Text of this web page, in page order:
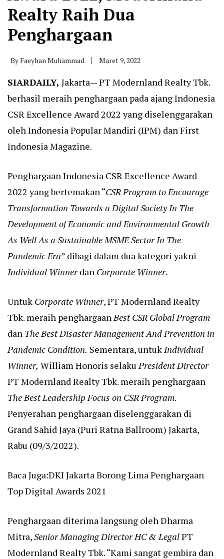
Realty Raih Dua
Penghargaan
ByFaeyhan Muhammad Maret 9, 2022
SIARDAILY, Jakarta— PT Modernland Realty Tbk.
berhasil meraih penghargaan pada ajang Indonesia
CSR Excellence Award 2022 yang diselenggarakan
oleh Indonesia Popular Mandiri (IPM) dan First
Indonesia Magazine.
Penghargaan Indonesia CSR Excellence Award
2022 yang bertemakan “CSR Program to Encourage
Transformation Towards a Digital Society In The
Development of Economic and Environmental Growth
As Well As a Sustainable MSME Sector In The
Pandemic Era” dibagi dalam dua kategori yakni
Individual Winnerdan Corporate Winner.
Untuk Corporate Winner, PT Modernland Realty
Tbk. meraih penghargaanBest CSR Global Program
dan The Best Disaster Management And Prevention in
Pandemic Condition. Sementara, untukIndividual
Winner, William Honoris selakuPresident Director
PT Modernland Realty Tbk. meraih penghargaan
The Best Leadership Focus on CSR Program.
Penyerahan penghargaan diselenggarakan di
Grand Sahid Jaya (Puri Ratna Ballroom) Jakarta,
Rabu (09/3/2022).
Baca Juga:DKI Jakarta Borong Lima Penghargaan
Top Digital Awards 2021
Penghargaan diterima langsung oleh Dharma
Mitra,Senior Managing Director HC & LegalPT
Modernland Realty Tbk. “Kami sangat gembira dan